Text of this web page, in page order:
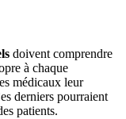
doivent comprendre
à chaque
médicaux leur
derniers pourraient
patients.